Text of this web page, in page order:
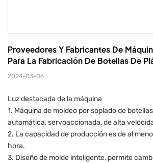
Proveedores Y Fabricantes De
Para La Fabricación De Botellas De
2024-03-06
Luz destacada de la máquina
1. Máquina de moldeo por soplado de
automática, servoaccionada, de alta
2. La capacidad de producción es de al
hora.
3. Diseño de molde inteligente, permite